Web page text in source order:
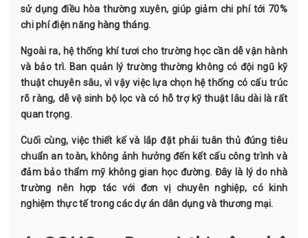
sử dụng điều hòa thường xuyên, giúp giảm chi phí tới 70%
chi phí điện năng hàng tháng.
Ngoài ra, hệ thống khí tươi cho trường học cần dễ vận hành
và bảo trì. Ban quản lý trường thường không có đội ngũ kỹ
thuật chuyên sâu, vì vậy việc lựa chọn hệ thống có cấu trúc
rõ ràng, dễ vệ sinh bộ lọc và có hỗ trợ kỹ thuật lâu dài là rất
quan trọng.
Cuối cùng, việc thiết kế và lắp đặt phải tuân thủ đúng tiêu
chuẩn an toàn, không ảnh hưởng đến kết cấu công trình và
đảm bảo thẩm mỹ không gian học đường. Đây là lý do nhà
trường nên hợp tác với đơn vị chuyên nghiệp, có kinh
nghiệm thực tế trong các dự án dân dụng và thương mại.